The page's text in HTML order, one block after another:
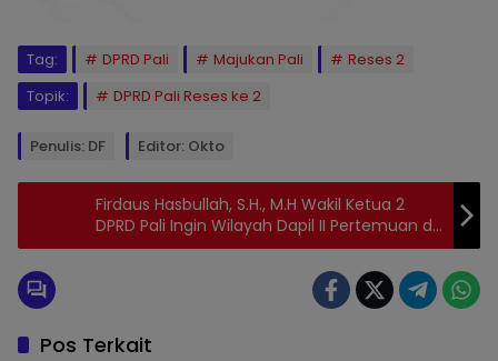
Tag: DPRD Pali Majukan Pali
Reses 2
Topik:
DPRD Pali Reses ke 2
Penulis: DF Editor: Okto
Firdaus Hasbullah, S.H., M.H Wakil Ketua 2
DPRD Pali Ingin Wilayah Dapil II Pertemuan di
2 Kali Sebulan
Pos Terkait